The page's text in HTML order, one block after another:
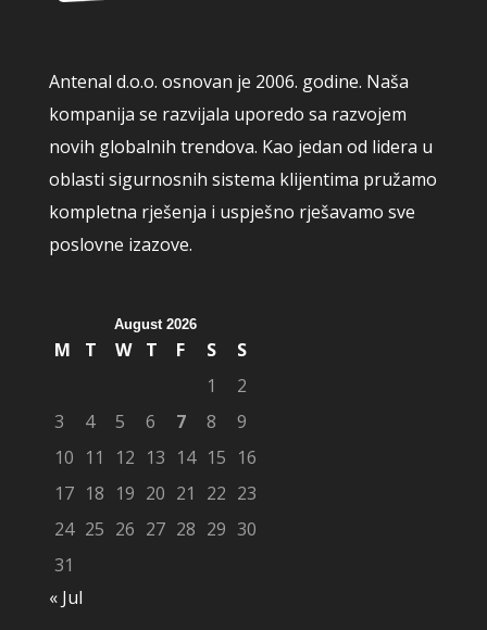
Antenal d.o.o. osnovan je 2006. godine. Naša
kompanija se razvijala uporedo sa razvojem
novih globalnih trendova. Kao jedan od lidera u
oblasti sigurnosnih sistema klijentima pružamo
kompletna rješenja i uspješno rješavamo sve
poslovne izazove.
August 2026
M T W T F S
S
1
2
3
4 5 6 7 8
9
10 11 12 13 14 15 16
17 18 19 20 21 22 23
24 25 26 27 28 29 30
31
« Jul